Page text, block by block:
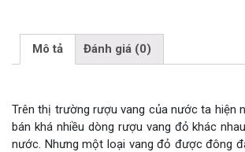
Mô tả Đánh giá (0)
Trên thị trường rượu vang của nước ta hiện
bán khá nhiều dòng rượu vang đỏ khác
nước. Nhưng một loại vang đỏ được đông